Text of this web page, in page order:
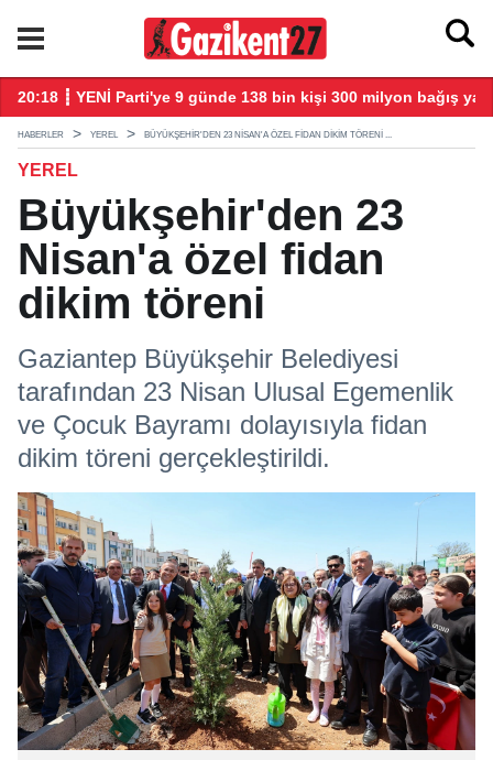
20:18 ┋ YENİ Parti'ye 9 günde 138 bin kişi 300 milyon bağış
HABERLER YEREL BÜYÜKŞEHIR'DEN 23 NISAN'A ÖZEL FIDAN DIKIM TÖRENI ...
YEREL
Büyükşehir'den 23
Nisan'a özel fidan
dikim töreni
Gaziantep Büyükşehir Belediyesi
tarafından 23 Nisan Ulusal Egemenlik
ve Çocuk Bayramı dolayısıyla fidan
dikim töreni gerçekleştirildi.